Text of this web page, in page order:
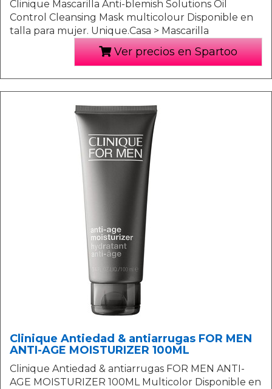
Clinique Mascarilla Anti-blemish Solutions Oil
Control Cleansing Mask multicolour Disponible en
talla para mujer. Unique.Casa > Mascarilla
Ver precios en Spartoo
Clinique Antiedad & antiarrugas FOR MEN
ANTI-AGE MOISTURIZER 100ML
Clinique Antiedad & antiarrugas FOR MEN ANTI-
AGE MOISTURIZER 100ML Multicolor Disponible en